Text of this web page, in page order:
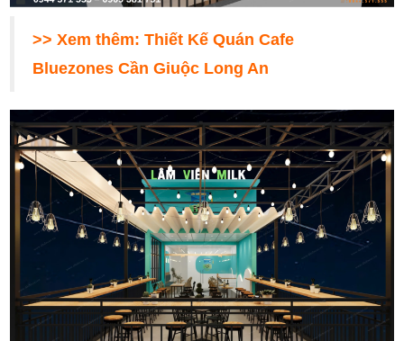
>> Xem thêm:Thiết Kế Quán Cafe
Bluezones Cần Giuộc Long An